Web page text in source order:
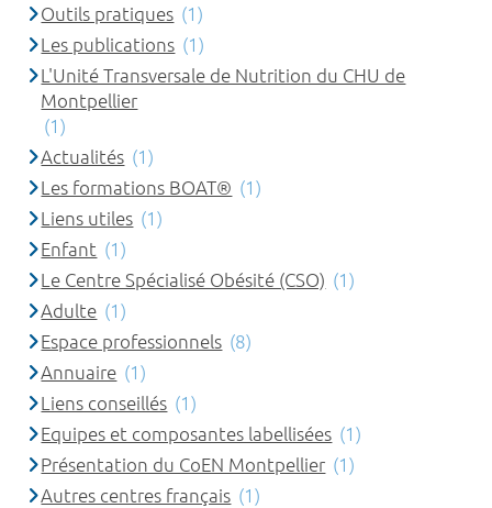
Outils pratiques (1)
Les publications (1)
L'Unité Transversale de Nutrition du CHU de
Montpellier
(1)
Actualités (1)
Les formations BOAT® (1)
Liens utiles (1)
Enfant (1)
Le Centre Spécialisé Obésité (CSO) (1)
Adulte (1)
Espace professionnels (8)
Annuaire (1)
Liens conseillés (1)
Equipes et composantes labellisées (1)
Présentation du CoEN Montpellier (1)
Autres centres français (1)